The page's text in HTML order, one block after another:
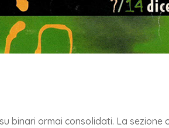
binari ormai consolidati. La